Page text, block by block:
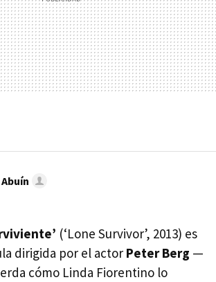
(‘Lone Survivor’, 2013) es
dirigida por el actor Peter Berg —
cómo Linda Fiorentino lo